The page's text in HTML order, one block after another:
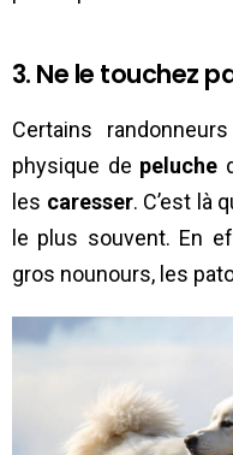
3. Ne le touchez
Certains
physique de peluche
les caresser. C’est là
le plus souvent. En
gros nounours, les